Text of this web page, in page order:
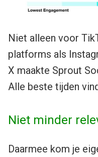
Niet alleen voor
platforms als
X maakte Sprout
Alle beste tijden
Niet minder
Daarmee kom je